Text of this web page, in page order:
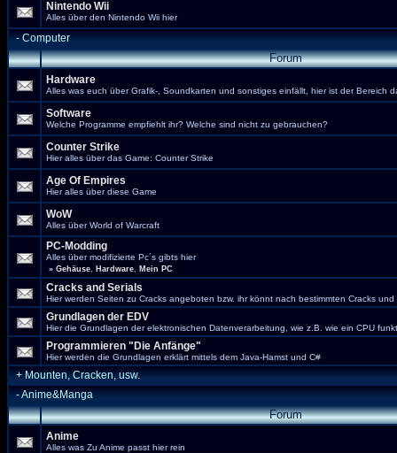
Nintendo Wii
Alles über den Nintendo Wii hier
- Computer
Forum
Hardware
Alles was euch über Grafik-, Soundkarten und sonstiges einfällt, hier ist der Bereich
Software
Welche Programme empfiehlt ihr? Welche sind nicht zu gebrauchen?
Counter Strike
Hier alles über das Game: Counter Strike
Age Of Empires
Hier alles über diese Game
WoW
Alles über World of Warcraft
PC-Modding
Alles über modifizierte Pc´s gibts hier
» Gehäuse, Hardware, Mein PC
Cracks and Serials
Hier werden Seiten zu Cracks angeboten bzw. ihr könnt nach bestimmten Cracks
Grundlagen der EDV
Hier die Grundlagen der elektronischen Datenverarbeitung, wie z.B. wie ein CPU
Programmieren "Die Anfänge"
Hier werden die Grundlagen erklärt mittels dem Java-Hamst und C#
+ Mounten, Cracken, usw.
-Anime&Manga
Forum
Anime
Alles was Zu Anime passt hier rein